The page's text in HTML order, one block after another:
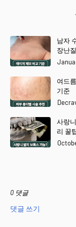
남자
장난
여드
기준
사랑
리 꿀
0 댓글
댓글 쓰기